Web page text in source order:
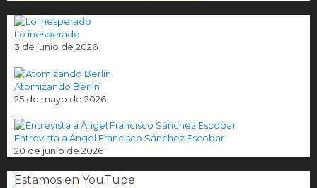
Lo inesperado
3 de junio de 2026
Atomizando Berlín
25 de mayo de 2026
Entrevista a Ángel Francisco Sánchez Escobar
20 de junio de 2026
Estamos en YouTube